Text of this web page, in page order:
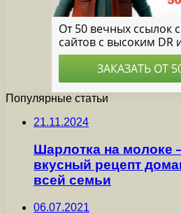
Популярные статьи
21.11.2024
Шарлотка на молоке
вкусный рецепт
всей семьи
06.07.2021